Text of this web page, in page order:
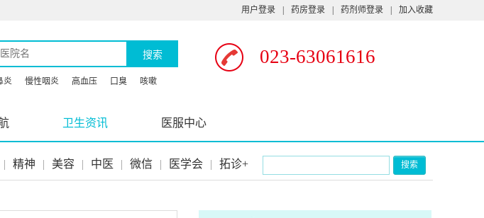
用户登录 药房登录 药剂师登录 加入收藏
搜索 023-63061616
炎 慢性咽炎 高血压 口臭 咳嗽
卫生资讯 医服中心
| 精神 | 美容 | 中医 | 微信 | 医学会 | 拓诊+ 搜索